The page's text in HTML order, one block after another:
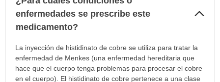
enfermedades se prescribe este
medicamento?
¿Para
cuáles
condiciones
La inyección de histidinato de cobre se utiliza para tratar la
enfermedad de Menkes (una enfermedad hereditaria que
hace que el cuerpo tenga problemas para procesar el cobre
en el cuerpo). El histidinato de cobre pertenece a una clase